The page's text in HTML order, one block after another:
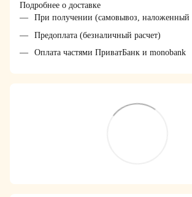
Подробнее о доставке
При получении (самовывоз, наложенный
Предоплата (безналичный расчет)
Оплата частями ПриватБанк и monobank